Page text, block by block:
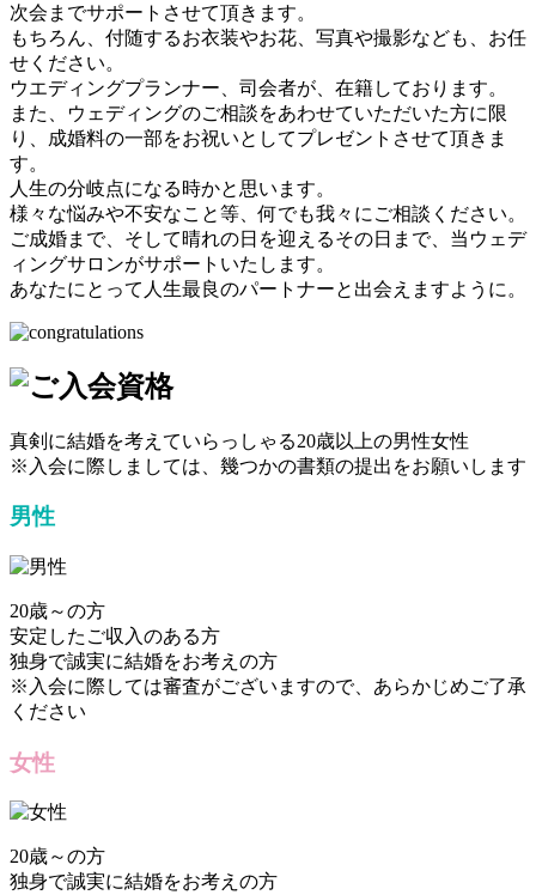
次会までサポートさせて頂きます。
もちろん、付随するお衣装やお花、写真や撮影なども、お任
せください。
ウエディングプランナー、司会者が、在籍しております。
また、ウェディングのご相談をあわせていただいた方に限
り、成婚料の一部をお祝いとしてプレゼントさせて頂きま
す。
人生の分岐点になる時かと思います。
様々な悩みや不安なこと等、何でも我々にご相談ください。
ご成婚まで、そして晴れの日を迎えるその日まで、当ウェデ
ィングサロンがサポートいたします。
あなたにとって人生最良のパートナーと出会えますように。
真剣に結婚を考えていらっしゃる20歳以上の男性女性
※入会に際しましては、幾つかの書類の提出をお願いします
男性
20歳～の方
安定したご収入のある方
独身で誠実に結婚をお考えの方
※入会に際しては審査がございますので、あらかじめご了承
ください
女性
20歳～の方
独身で誠実に結婚をお考えの方